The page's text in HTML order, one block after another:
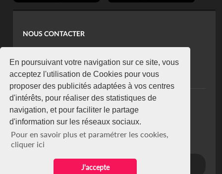
En poursuivant votre navigation sur ce site, vous
acceptez l'utilisation de Cookies pour vous
proposer des publicités adaptées à vos centres
d'intérêts, pour réaliser des statistiques de
navigation, et pour faciliter le partage
d'information sur les réseaux sociaux.
Pour en savoir plus et paramétrer les cookies,
cliquer ici
J'accepte
NOUS CONTACTER
koaci@yahoo.fr
+225 07 08 85 52 93
NEWSLETTER
Restez connecté via notre newsletter
S'abonner
Se désabonner